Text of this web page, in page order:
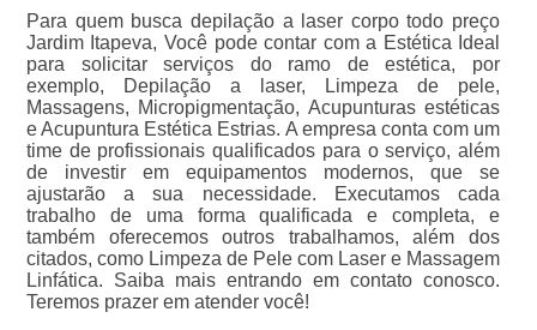
Para quem busca depilação a laser corpo todo preço
Jardim Itapeva, Você pode contar com a Estética Ideal
para solicitar serviços do ramo de estética, por
exemplo, Depilação a laser, Limpeza de pele,
Massagens, Micropigmentação, Acupunturas estéticas
e Acupuntura Estética Estrias. A empresa conta com um
time de profissionais qualificados para o serviço, além
de investir em equipamentos modernos, que se
ajustarão a sua necessidade. Executamos cada
trabalho de uma forma qualificada e completa, e
também oferecemos outros trabalhamos, além dos
citados, como Limpeza de Pele com Laser e Massagem
Linfática. Saiba mais entrando em contato conosco.
Teremos prazer em atender você!